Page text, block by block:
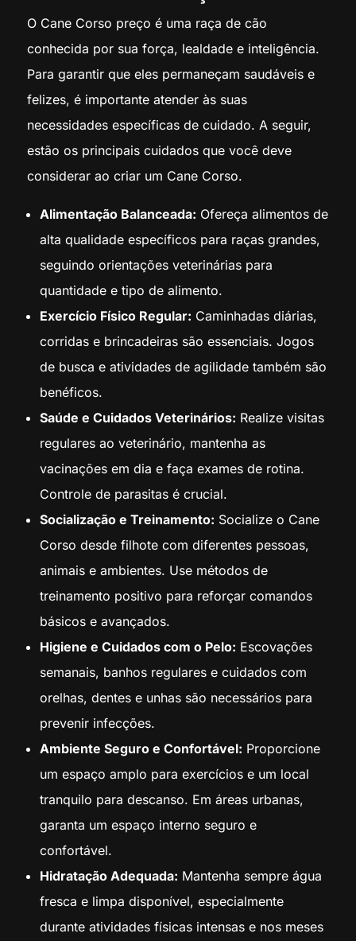
O Cane Corso preço é uma raça de cão
conhecida por sua força, lealdade e inteligência.
Para garantir que eles permaneçam saudáveis e
felizes, é importante atender às suas
necessidades específicas de cuidado. A seguir,
estão os principais cuidados que você deve
considerar ao criar um Cane Corso.
Alimentação Balanceada: Ofereça alimentos de
alta qualidade específicos para raças grandes,
seguindo orientações veterinárias para
quantidade e tipo de alimento.
Exercício Físico Regular: Caminhadas diárias,
corridas e brincadeiras são essenciais. Jogos
de busca e atividades de agilidade também são
benéficos.
Saúde e Cuidados Veterinários: Realize visitas
regulares ao veterinário, mantenha as
vacinações em dia e faça exames de rotina.
Controle de parasitas é crucial.
Socialização e Treinamento: Socialize o Cane
Corso desde filhote com diferentes pessoas,
animais e ambientes. Use métodos de
treinamento positivo para reforçar comandos
básicos e avançados.
Higiene e Cuidados com o Pelo: Escovações
semanais, banhos regulares e cuidados com
orelhas, dentes e unhas são necessários para
prevenir infecções.
Ambiente Seguro e Confortável: Proporcione
um espaço amplo para exercícios e um local
tranquilo para descanso. Em áreas urbanas,
garanta um espaço interno seguro e
confortável.
Hidratação Adequada: Mantenha sempre água
fresca e limpa disponível, especialmente
durante atividades físicas intensas e nos meses